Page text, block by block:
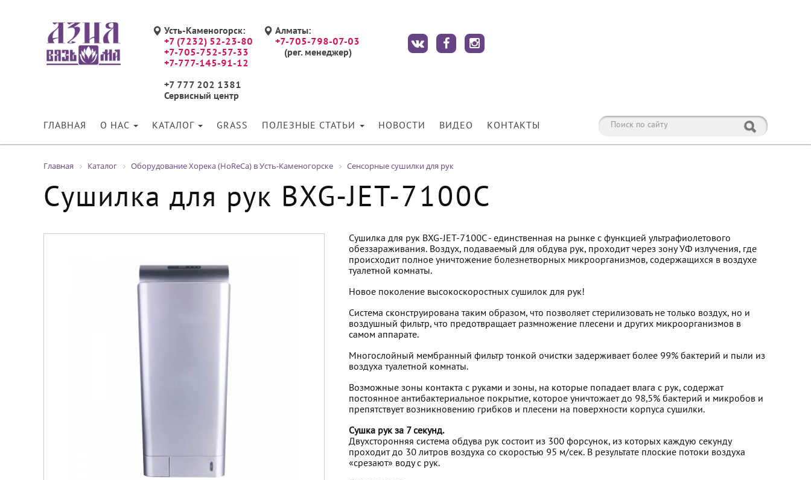
Усть-Каменогорск:
+7 (7232) 52-23-80
+7-705-752-57-33
+7-777-145-91-12
+7 777 202 1381
Сервисный центр
Алматы:
+7-705-798-07-03
(рег. менеджер)
ГЛАВНАЯ О НАС КАТАЛОГ GRASS ПОЛЕЗНЫЕ СТАТЬИ НОВОСТИ ВИДЕО КОНТАКТЫ
Главная Каталог Оборудование Хорека (HoReCa) в Усть-Каменогорске Сенсорные сушилки для рук
Сушилка для рук BXG-JET-7100C
Сушилка для рук BXG-JET-7100C - единственная на рынке с функцией ультрафиолетового
обеззараживания. Воздух, подаваемый для обдува рук, проходит через зону УФ излучения, где
происходит полное уничтожение болезнетворных микроорганизмов, содержащихся в воздухе
туалетной комнаты.
Новое поколение высокоскоростных сушилок для рук!
Система сконструирована таким образом, что позволяет стерилизовать не только воздух, но и
воздушный фильтр, что предотвращает размножение плесени и других микроорганизмов в
самом аппарате.
Многослойный мембранный фильтр тонкой очистки задерживает более 99% бактерий и пыли из
воздуха туалетной комнаты.
Возможные зоны контакта с руками и зоны, на которые попадает влага с рук, содержат
постоянное антибактериальное покрытие, которое уничтожает до 98,5% бактерий и микробов и
препятствует возникновению грибков и плесени на поверхности корпуса сушилки.
Сушка рук за 7 секунд.
Двухсторонняя система обдува рук состоит из 300 форсунок, из которых каждую секунду
проходит до 30 литров воздуха со скоростью 95 м/сек. В результате плоские потоки воздуха
«срезают» воду с рук.